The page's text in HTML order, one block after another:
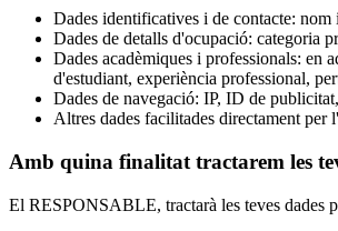
Dades identificatives i de contacte:
Dades de detalls d'ocupació: categoria
Dades acadèmiques i professionals: en
d'estudiant, experiència professional,
Dades de navegació: IP, ID de
Altres dades facilitades directament per
Amb quina finalitat tractarem les
El RESPONSABLE, tractarà les teves dades